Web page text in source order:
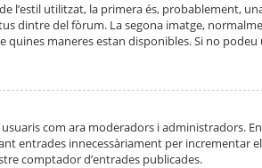
l’estil utilitzat, la primera és, probablement,
dintre del fòrum. La segona imatge,
quines maneres estan disponibles. Si no
com ara moderadors i administradors.
entrades innecessàriament per incrementar
comptador d’entrades publicades.